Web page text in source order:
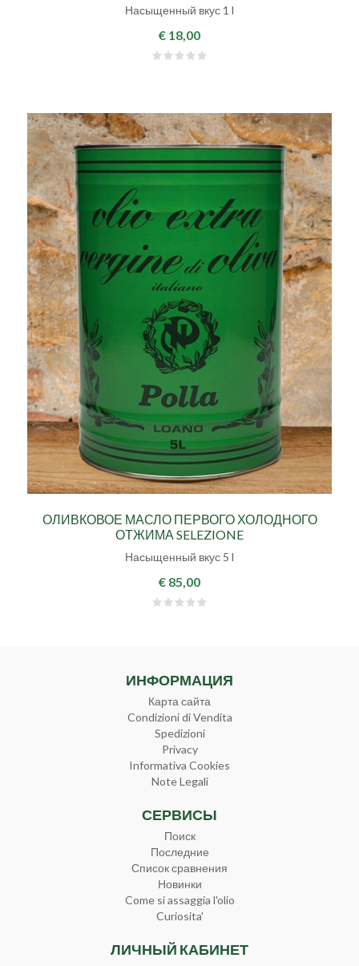
Насыщенный вкус 1 l
€ 18,00
ОЛИВКОВОЕ МАСЛО ПЕРВОГО ХОЛОДНОГО
ОТЖИМА SELEZIONE
Насыщенный вкус 5 l
€ 85,00
ИНФОРМАЦИЯ
Карта сайта
Condizioni di Vendita
Spedizioni
Privacy
Informativa Cookies
Note Legali
СЕРВИСЫ
Поиск
Последние
Список сравнения
Новинки
Come si assaggia l'olio
Curiosita'
ЛИЧНЫЙ КАБИНЕТ